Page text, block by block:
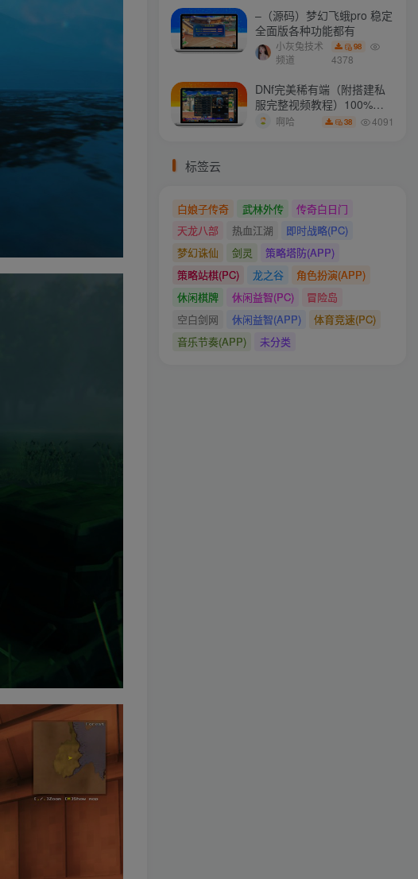
–（源码）梦幻飞蛾pro 稳定
全面版各种功能都有
小灰兔技术
频道
98
4378
DNf完美稀有端（附搭建私
服完整视频教程）100%可
搭建(附完美端升级补丁)
啊哈 38 4091
标签云
白娘子传奇 武林外传
传奇白日门
天龙八部
热血江湖
即时战略(PC)
梦幻诛仙
剑灵
策略塔防(APP)
策略站棋(PC)
龙之谷
角色扮演(APP)
休闲棋牌
休闲益智(PC)
冒险岛
空白剑网
休闲益智(APP)
体育竞速(PC)
音乐节奏(APP)
未分类